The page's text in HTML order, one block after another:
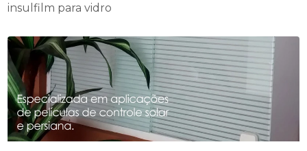
insulfilm para vidro